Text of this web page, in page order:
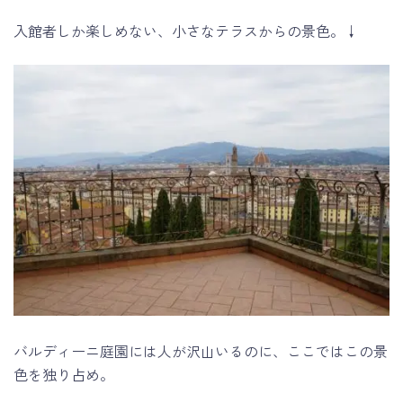
入館者しか楽しめない、小さなテラスからの景色。↓
バルディーニ庭園には人が沢山いるのに、ここではこの景
色を独り占め。